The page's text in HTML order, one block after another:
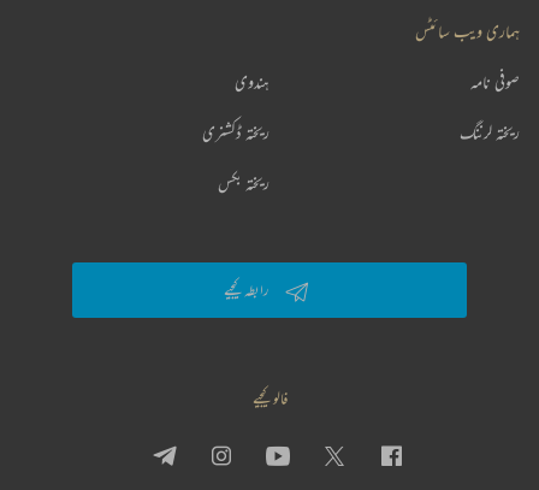
ہماری ویب سائٹس
ہندوی صوفی نامہ
ریختہ ڈکشنری ریختہ لرننگ
ریختہ بکس
رابطہ کیجیے
فالو کیجیے